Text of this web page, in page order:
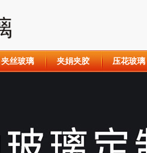
夹丝玻璃 夹娟夹胶 压花玻璃